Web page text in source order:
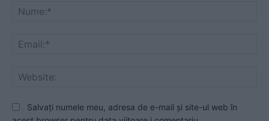
Salvați numele meu, adresa de e-mail și site-ul web în